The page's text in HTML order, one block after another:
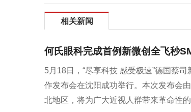
相关新闻
何氏眼科完成首例新微创全飞秒
5月18日，“尽享科技 感受极速”德国蔡
作发布会在沈阳成功举行。本次发布会
北地区，将为广大近视人群带来革命性